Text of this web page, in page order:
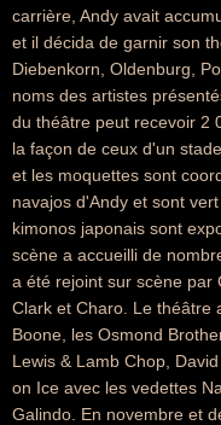
carrière, Andy avait
et il décida de garnir son
Diebenkorn, Oldenburg,
noms des artistes
du théâtre peut recevoir 2
la façon de ceux d'un
et les moquettes sont
navajos d'Andy et sont
kimonos japonais sont
scène a accueilli de
a été rejoint sur scène par
Clark et Charo. Le théâtre
Boone, les Osmond
Lewis & Lamb Chop,
on Ice avec les vedettes
Galindo. En novembre et